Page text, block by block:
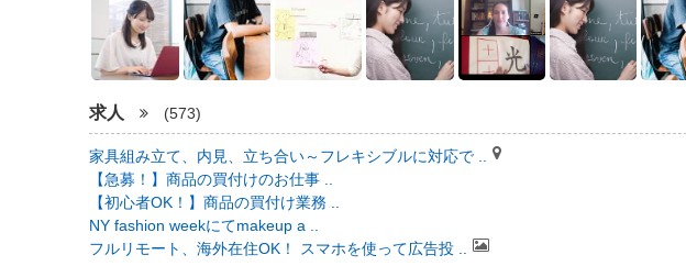
求人 (573)
家具組み立て、内見、立ち合い～フレキシブルに対応で ..
【急募！】商品の買付けのお仕事 ..
【初心者OK！】商品の買付け業務 ..
NY fashion weekにてmakeup a ..
フルリモート、海外在住OK！ スマホを使って広告投 ..